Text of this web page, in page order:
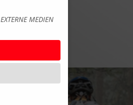
EXTERNE MEDIEN